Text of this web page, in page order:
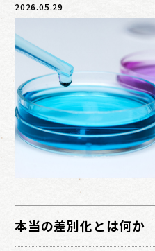
2026.05.29
本当の差別化とは何